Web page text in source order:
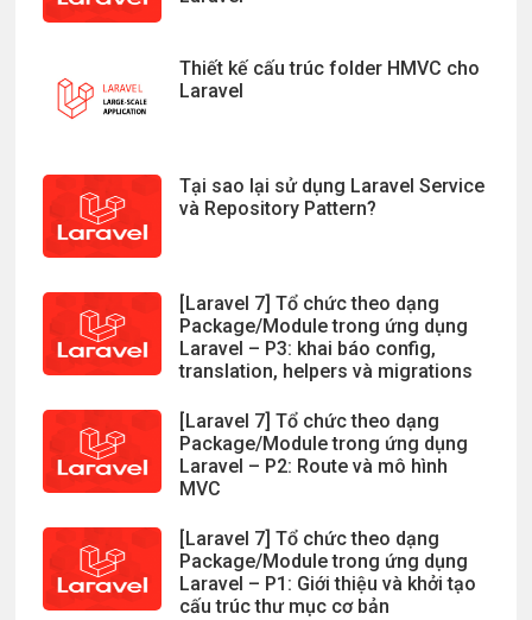
Thiết kế cấu trúc folder HMVC cho
Laravel
Tại sao lại sử dụng Laravel Service
và Repository Pattern?
[Laravel 7] Tổ chức theo dạng
Package/Module trong ứng dụng
Laravel – P3: khai báo config,
translation, helpers và migrations
[Laravel 7] Tổ chức theo dạng
Package/Module trong ứng dụng
Laravel – P2: Route và mô hình
MVC
[Laravel 7] Tổ chức theo dạng
Package/Module trong ứng dụng
Laravel – P1: Giới thiệu và khởi tạo
cấu trúc thư mục cơ bản